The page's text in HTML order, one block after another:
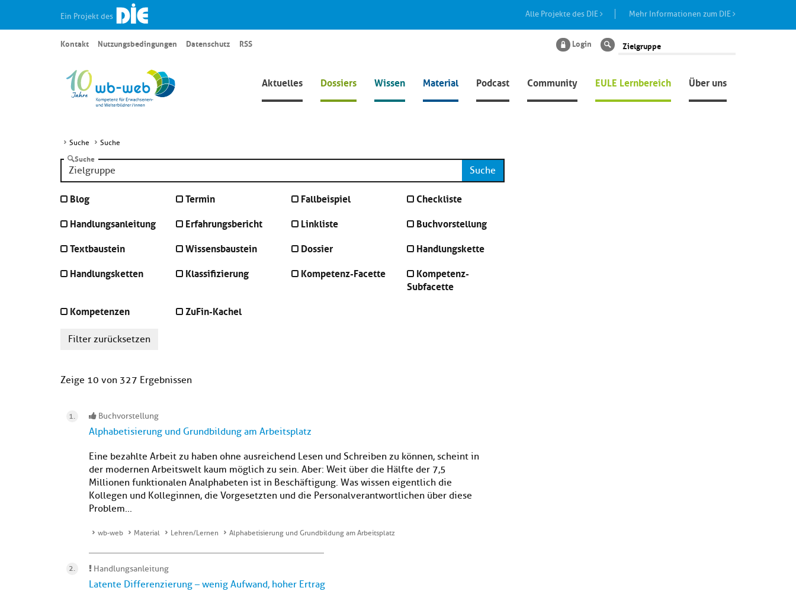
Ein Projekt des Alle Projekte des DIE Mehr Informationen zum DIE
Aktuelles Dossiers Wissen Material Podcast Community EULE Lernbereich Über uns
Kontakt Nutzungsbedingungen Datenschutz RSS Login Suche
Suche Suche
Suche
Suche
Blog Termin Fallbeispiel
Checkliste
Handlungsanleitung
Erfahrungsbericht Linkliste
Buchvorstellung
Textbaustein
Wissensbaustein Dossier
Handlungskette
Handlungsketten
Klassifizierung Kompetenz-Facette
Kompetenz-
Subfacette
Kompetenzen
ZuFin-Kachel
Filter zurücksetzen
Zeige 10 von 327 Ergebnissen
Buchvorstellung
Alphabetisierung und Grundbildung am Arbeitsplatz
Eine bezahlte Arbeit zu haben ohne ausreichend Lesen und Schreiben zu können, scheint in
der modernen Arbeitswelt kaum möglich zu sein. Aber: Weit über die Hälfte der 7,5
Millionen funktionalen Analphabeten ist in Beschäftigung. Was wissen eigentlich die
Kollegen und Kolleginnen, die Vorgesetzten und die Personalverantwortlichen über diese
Problem...
wb-web Material Lehren/Lernen Alphabetisierung und Grundbildung am Arbeitsplatz
Handlungsanleitung
Latente Differenzierung – wenig Aufwand, hoher Ertrag